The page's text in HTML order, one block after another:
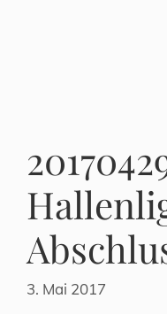
3. Mai 2017